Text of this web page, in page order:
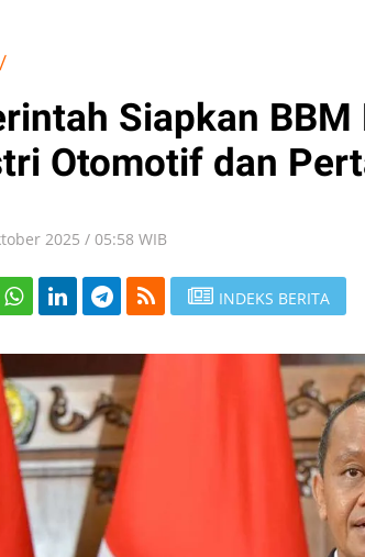
/
Siapkan BBM
Otomotif dan
2025 / 05:58 WIB
INDEKS BERITA